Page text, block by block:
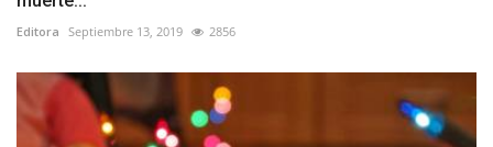
Editora Septiembre 13, 2019 2856